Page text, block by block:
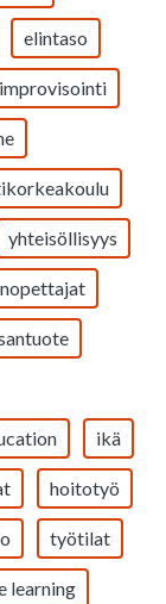
elintaso
improvisointi
yhteisöllisyys
ikä
hoitotyö
työtilat
learning